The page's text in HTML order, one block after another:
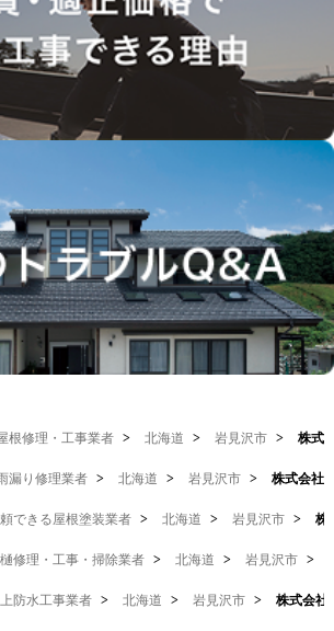
根修理・工事業者 > 北海道 > 岩見沢市 > 株式
漏り修理業者 > 北海道 > 岩見沢市 > 株式会社
できる屋根塗装業者 > 北海道 > 岩見沢市 > 株
修理・工事・掃除業者 > 北海道 > 岩見沢市 >
防水工事業者 > 北海道 > 岩見沢市 > 株式会社